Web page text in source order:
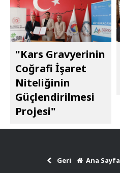
"Kars Gravyerinin
Coğrafi İşaret
Niteliğinin
Güçlendirilmesi
Projesi"
Geri Ana Sayfa